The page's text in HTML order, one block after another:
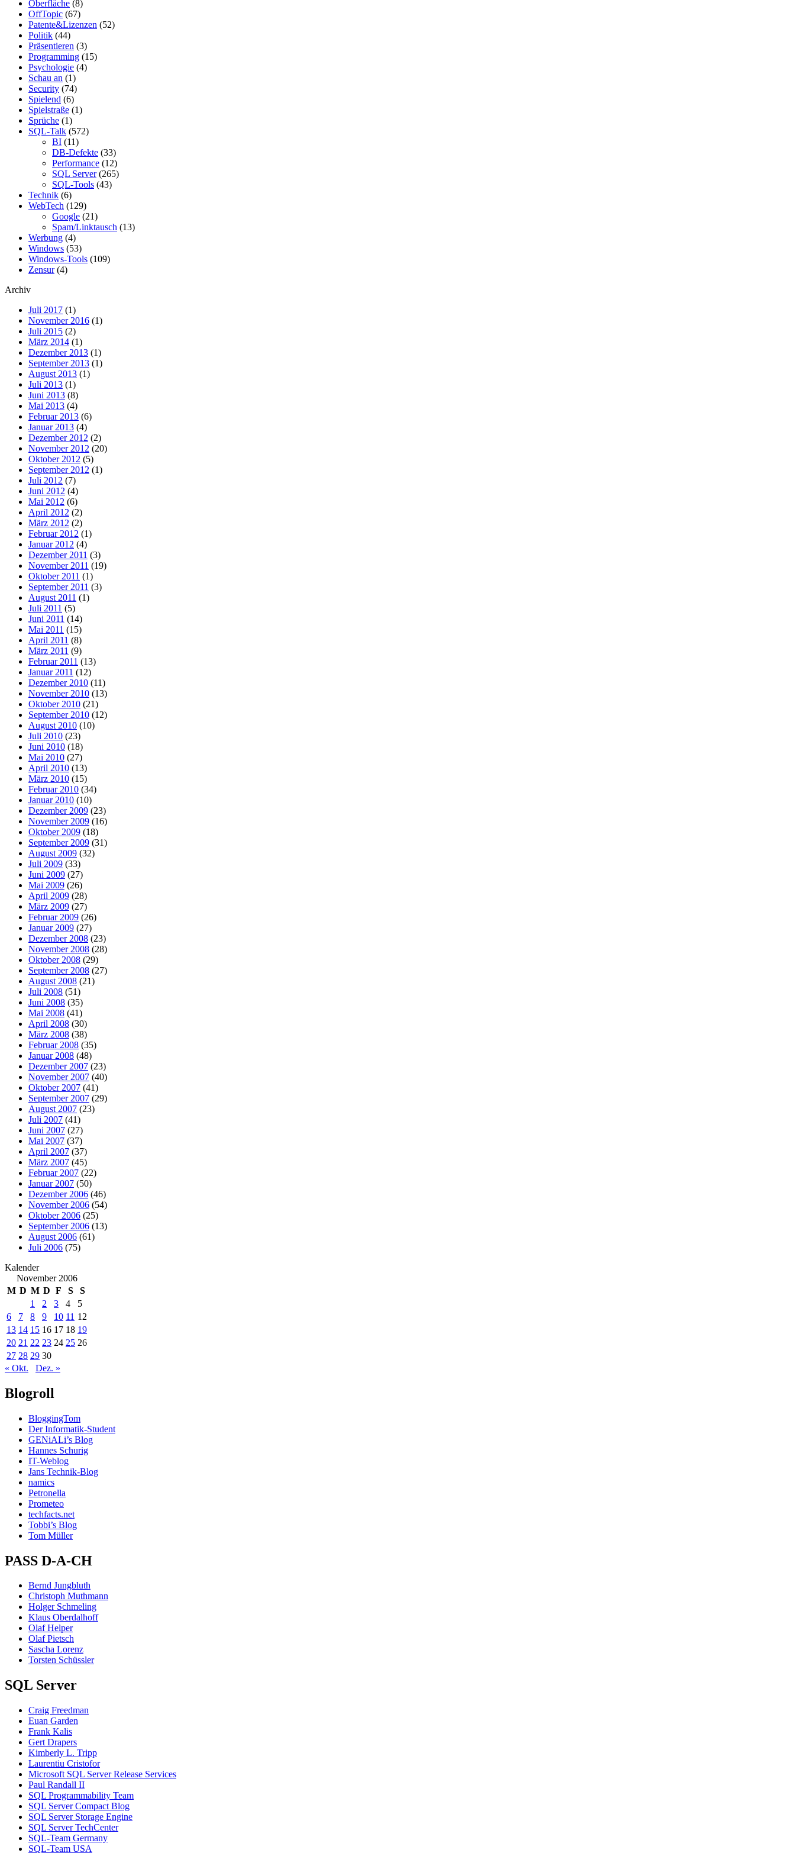
Oberfläche (8)
OffTopic (67)
Patente&Lizenzen (52)
Politik (44)
Präsentieren (3)
Programming (15)
Psychologie (4)
Schau an (1)
Security (74)
Spielend (6)
Spielstraße (1)
Sprüche (1)
SQL-Talk (572)
BI (11)
DB-Defekte (33)
Performance (12)
SQL Server(265)
SQL-Tools (43)
Technik (6)
WebTech (129)
Google (21)
Spam/Linktausch (13)
Werbung (4)
Windows (53)
Windows-Tools (109)
Zensur(4)
Archiv
Juli 2017 (1)
November 2016 (1)
Juli 2015 (2)
März 2014 (1)
Dezember 2013 (1)
September 2013 (1)
August 2013 (1)
Juli 2013 (1)
Juni 2013 (8)
Mai 2013 (4)
Februar 2013 (6)
Januar 2013 (4)
Dezember 2012 (2)
November 2012 (20)
Oktober 2012 (5)
September 2012 (1)
Juli 2012 (7)
Juni 2012 (4)
Mai 2012 (6)
April 2012 (2)
März 2012 (2)
Februar 2012 (1)
Januar 2012 (4)
Dezember 2011 (3)
November 2011 (19)
Oktober 2011 (1)
September 2011 (3)
August 2011 (1)
Juli 2011 (5)
Juni 2011 (14)
Mai 2011 (15)
April 2011 (8)
März 2011 (9)
Februar 2011 (13)
Januar 2011 (12)
Dezember 2010 (11)
November 2010 (13)
Oktober 2010 (21)
September 2010 (12)
August 2010 (10)
Juli 2010 (23)
Juni 2010 (18)
Mai 2010 (27)
April 2010 (13)
März 2010 (15)
Februar 2010 (34)
Januar 2010 (10)
Dezember 2009 (23)
November 2009 (16)
Oktober 2009 (18)
September 2009 (31)
August 2009 (32)
Juli 2009 (33)
Juni 2009 (27)
Mai 2009 (26)
April 2009 (28)
März 2009 (27)
Februar 2009 (26)
Januar 2009 (27)
Dezember 2008 (23)
November 2008 (28)
Oktober 2008 (29)
September 2008 (27)
August 2008 (21)
Juli 2008 (51)
Juni 2008 (35)
Mai 2008 (41)
April 2008 (30)
März 2008 (38)
Februar 2008 (35)
Januar 2008 (48)
Dezember 2007 (23)
November 2007 (40)
Oktober 2007 (41)
September 2007 (29)
August 2007 (23)
Juli 2007 (41)
Juni 2007 (27)
Mai 2007 (37)
April 2007 (37)
März 2007 (45)
Februar 2007 (22)
Januar 2007 (50)
Dezember 2006 (46)
November 2006 (54)
Oktober 2006 (25)
September 2006 (13)
August 2006 (61)
Juli 2006 (75)
Kalender
November 2006
M D M D F S
S
1
2 3 4
5
6
7 8 9 10 11 12
13 14 15 16 17 18 19
20 21 22 23 24 25 26
27 28 29 30
« Okt.
Dez. »
Blogroll
BloggingTom
Der Informatik-Student
GENiALi’s Blog
Hannes Schurig
IT-Weblog
Jans Technik-Blog
namics
Petronella
Prometeo
techfacts.net
Tobbi’s Blog
Tom Müller
PASS D-A-CH
Bernd Jungbluth
Christoph Muthmann
Holger Schmeling
Klaus Oberdalhoff
Olaf Helper
Olaf Pietsch
Sascha Lorenz
Torsten Schüssler
SQL Server
Craig Freedman
Euan Garden
Frank Kalis
Gert Drapers
Kimberly L. Tripp
Laurentiu Cristofor
Microsoft SQL Server Release Services
Paul Randall II
SQL Programmability Team
SQL Server Compact Blog
SQL Server Storage Engine
SQL Server TechCenter
SQL-Team Germany
SQL-Team USA